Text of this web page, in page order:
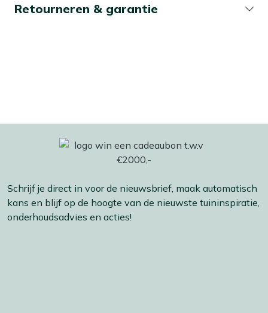
Bekijk meer Overige accessoires
Retourneren & garantie
Schrijf je direct in voor de nieuwsbrief, maak automatisch
kans en blijf op de hoogte van de nieuwste tuininspiratie,
onderhoudsadvies en acties!